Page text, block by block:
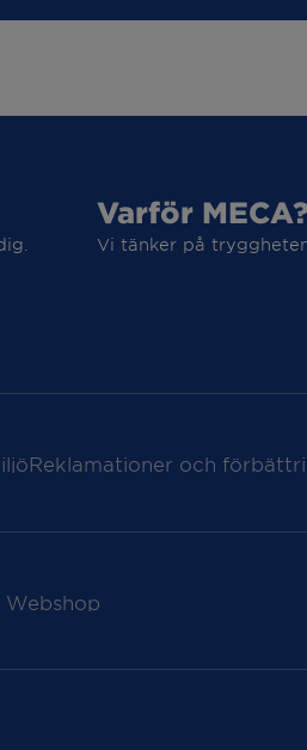
Varför MECA?
Vi tänker på
Reklamationer och
Webshop